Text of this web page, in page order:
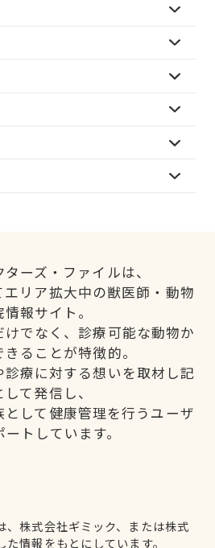
ーズ・ファイルは、
リア拡大中の獣医師・動物
報サイト。
でなく、診療可能な動物か
ることが特徴的。
療に対する想いを取材し記
して発信し、
して健康管理を行うユーザ
トしています。
、株式会社ギミック、または株式
情報をもとにしています。